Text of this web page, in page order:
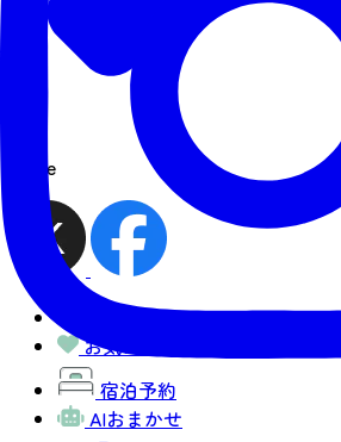
share
観光MAP
お気に入り
宿泊予約
AIおまかせ